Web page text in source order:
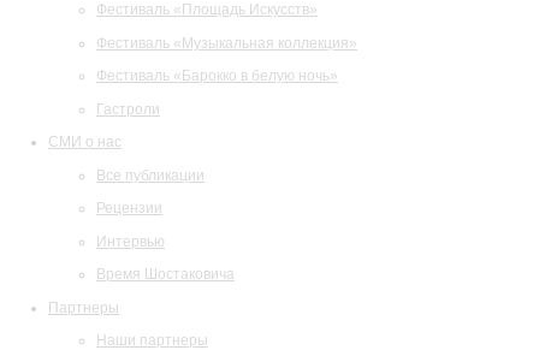
Фестиваль «Площадь Искусств»
Фестиваль «Музыкальная коллекция»
Фестиваль «Барокко в белую ночь»
Гастроли
СМИ о нас
Все публикации
Рецензии
Интервью
Время Шостаковича
Партнеры
Наши партнеры